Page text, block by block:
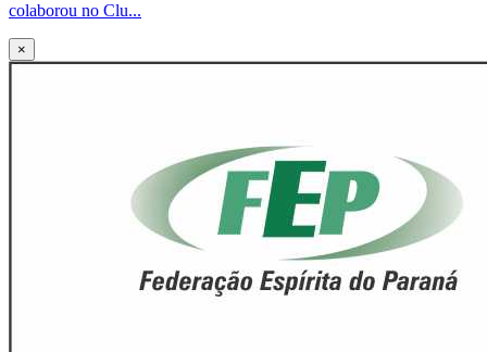
colaborou no Clu...
×